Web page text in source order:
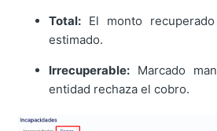
Total: El monto
estimado.
Irrecuperable: Marcado
entidad rechaza el cobro.